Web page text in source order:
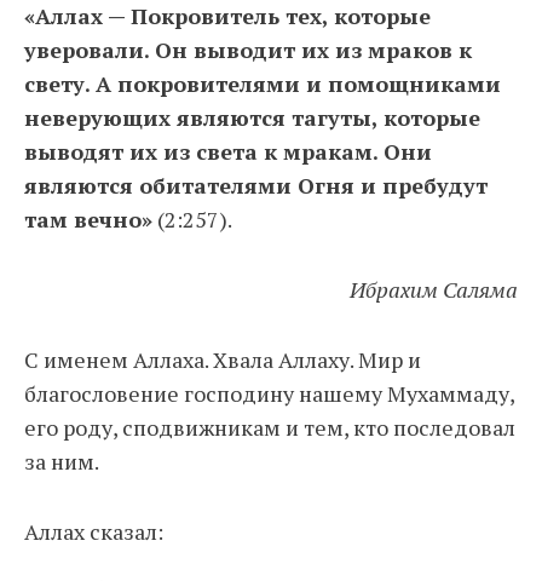
«Аллах — Покровитель тех, которые
уверовали. Он выводит их из мраков к
свету. А покровителями и помощниками
неверующих являются тагуты, которые
выводят их из света к мракам. Они
являются обитателями Огня и пребудут
там вечно» (2:257).
Ибрахим Саляма
С именем Аллаха. Хвала Аллаху. Мир и
благословение господину нашему Мухаммаду,
его роду, сподвижникам и тем, кто последовал
за ним.
Аллах сказал: